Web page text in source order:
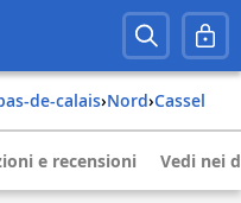
de-calais› nord› cassel
e recensioni Vedi nei